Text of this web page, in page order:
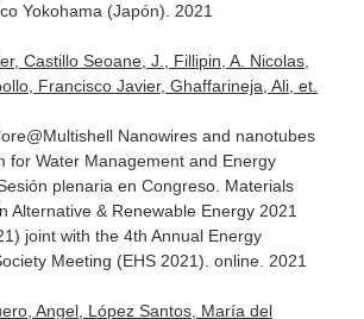
Yokohama (Japón). 2021
Castillo Seoane, J., Fillipin, A. Nicolas,
Francisco Javier, Ghaffarineja, Ali, et.
Nanowires and nanotubes
for Water Management and Energy
plenaria en Congreso. Materials
Alternative & Renewable Energy 2021
joint with the 4th Annual Energy
Meeting (EHS 2021). online. 2021
Angel, López Santos, María del